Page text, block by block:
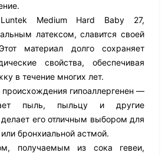
Medium Hard Baby 27,
латексом, славится своей
материал долго сохраняет
свойства, обеспечивая
в течение многих лет.
происхождения гипоаллергенен —
пыль, пыльцу и другие
его отличным выбором для
бронхиальной астмой.
получаемым из сока гевеи,